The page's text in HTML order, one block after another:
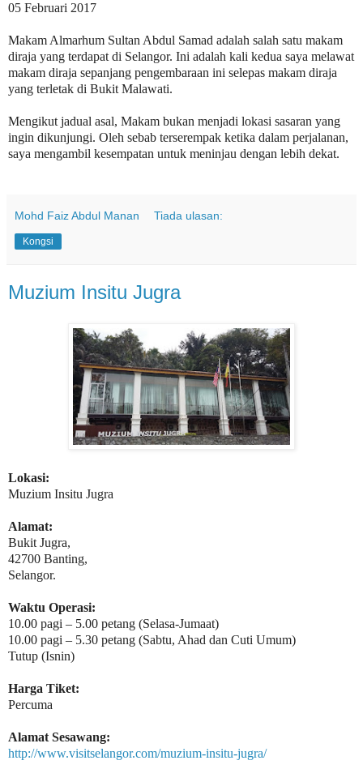
05 Februari 2017
Makam Almarhum Sultan Abdul Samad adalah salah satu makam
diraja yang terdapat di Selangor. Ini adalah kali kedua saya melawat
makam diraja sepanjang pengembaraan ini selepas makam diraja
yang terletak di Bukit Malawati.
Mengikut jadual asal, Makam bukan menjadi lokasi sasaran yang
ingin dikunjungi. Oleh sebab terserempak ketika dalam perjalanan,
saya mengambil kesempatan untuk meninjau dengan lebih dekat.
Mohd Faiz Abdul Manan Tiada ulasan:
Kongsi
Muzium Insitu Jugra
Lokasi:
Muzium Insitu Jugra
Alamat:
Bukit Jugra,
42700 Banting,
Selangor.
Waktu Operasi:
10.00 pagi – 5.00 petang (Selasa-Jumaat)
10.00 pagi – 5.30 petang (Sabtu, Ahad dan Cuti Umum)
Tutup (Isnin)
Harga Tiket:
Percuma
Alamat Sesawang:
http://www.visitselangor.com/muzium-insitu-jugra/